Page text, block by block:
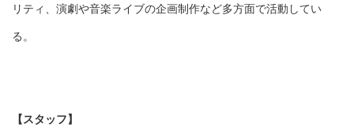
リティ、演劇や音楽ライブの企画制作など多方面で活動してい
る。
【スタッフ】